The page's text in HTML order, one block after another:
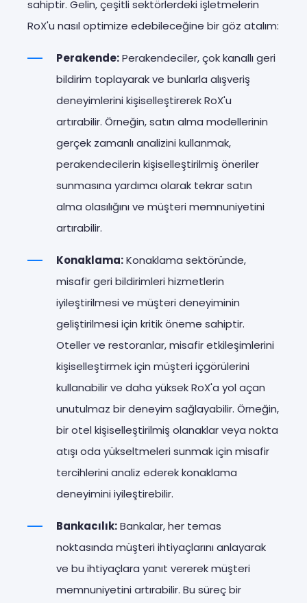
sahiptir. Gelin, çeşitli sektörlerdeki işletmelerin
RoX'u nasıl optimize edebileceğine bir göz atalım:
Perakende:Perakendeciler, çok kanallı geri
bildirim toplayarak ve bunlarla alışveriş
deneyimlerini kişiselleştirerek RoX'u
artırabilir. Örneğin, satın alma modellerinin
gerçek zamanlı analizini kullanmak,
perakendecilerin kişiselleştirilmiş öneriler
sunmasına yardımcı olarak tekrar satın
alma olasılığını ve müşteri memnuniyetini
artırabilir.
Konaklama:Konaklama sektöründe,
misafir geri bildirimleri hizmetlerin
iyileştirilmesi ve müşteri deneyiminin
geliştirilmesi için kritik öneme sahiptir.
Oteller ve restoranlar, misafir etkileşimlerini
kişiselleştirmek için müşteri içgörülerini
kullanabilir ve daha yüksek RoX'a yol açan
unutulmaz bir deneyim sağlayabilir. Örneğin,
bir otel kişiselleştirilmiş olanaklar veya nokta
atışı oda yükseltmeleri sunmak için misafir
tercihlerini analiz ederek konaklama
deneyimini iyileştirebilir.
Bankacılık:Bankalar, her temas
noktasında müşteri ihtiyaçlarını anlayarak
ve bu ihtiyaçlara yanıt vererek müşteri
memnuniyetini artırabilir. Bu süreç bir